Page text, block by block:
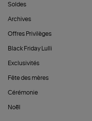
Soldes
Archives
Offres Privilèges
Black Friday Lulli
Exclusivités
Fête des mères
Cérémonie
Noël